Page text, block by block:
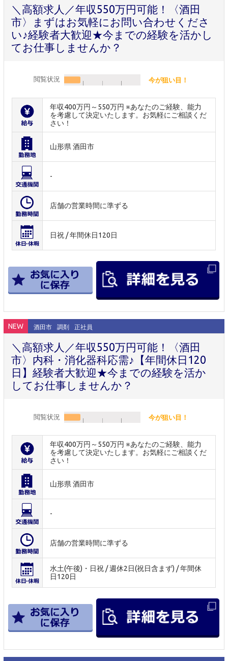
＼高額求人／年収550万円可能！〈酒田
市〉まずはお気軽にお問い合わせくださ
い♪経験者大歓迎★今までの経験を活かし
てお仕事しませんか？
閲覧状況 今が狙い目！
年収400万円～550万円 ※あなたのご経験、能力
を考慮して決定いたします。お気軽にご相談くだ
さい！
山形県 酒田市
-
店舗の営業時間に準ずる
日祝 / 年間休日120日
NEW 酒田市 調剤 正社員
＼高額求人／年収550万円可能！〈酒田
市〉内科・消化器科応需♪【年間休日120
日】経験者大歓迎★今までの経験を活か
してお仕事しませんか？
閲覧状況 今が狙い目！
年収400万円～550万円 ※あなたのご経験、能力
を考慮して決定いたします。お気軽にご相談くだ
さい！
山形県 酒田市
-
店舗の営業時間に準ずる
水土(午後)・日祝 / 週休2日(祝日含まず) / 年間休
日120日